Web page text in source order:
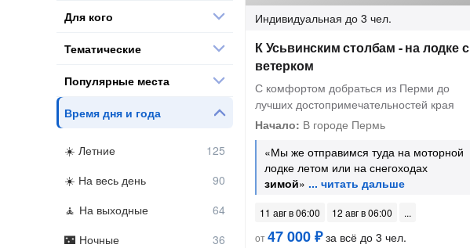
Индивидуальная до 3 чел.
К Усьвинским столбам - на лодке с
ветерком
С комфортом добраться из Перми до
лучших достопримечательностей края
Начало: В городе Пермь
«Мы же отправимся туда на моторной
лодке летом или на снегоходах
зимой»
11 авг в 06:00
12 авг в 06:00
от47 000 ₽за всё до 3 чел.
Для кого
Тематические
Популярные места
Время дня и года
Летние
На весь день
На выходные
Ночные